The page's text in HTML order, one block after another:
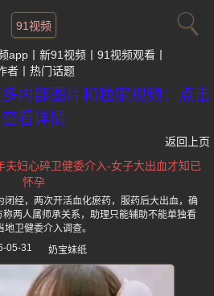
91视频
app 新91视频
91视频观看
者 热门话题
内部图片和独家视频：点击
查看详情
返回上页
夫妇心碎卫健委介入-女子大出血才知已
怀孕
经，两次开活血化瘀药，服药后大出血，确
两人属师承关系，助理只能辅助不能单独看
地卫健委介入调查。
05-31
奶宝妹纸